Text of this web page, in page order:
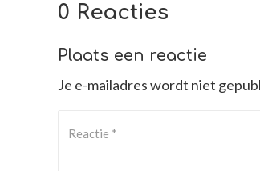
0 Reacties
Plaats een reactie
Je e-mailadres wordt niet